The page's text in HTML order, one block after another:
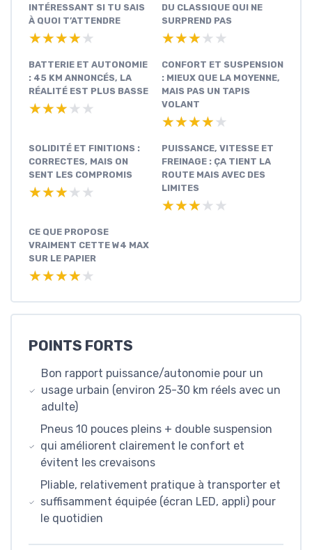
INTÉRESSANT SI TU SAIS
À QUOI T’ATTENDRE
★★★★★
★★★★★
DU CLASSIQUE QUI NE
SURPREND PAS
★★★★★
★★★★★
BATTERIE ET AUTONOMIE
: 45 KM ANNONCÉS, LA
RÉALITÉ EST PLUS BASSE
★★★★★
★★★★★
CONFORT ET SUSPENSION
: MIEUX QUE LA MOYENNE,
MAIS PAS UN TAPIS
VOLANT
★★★★★
★★★★★
SOLIDITÉ ET FINITIONS :
CORRECTES, MAIS ON
SENT LES COMPROMIS
★★★★★
★★★★★
PUISSANCE, VITESSE ET
FREINAGE : ÇA TIENT LA
ROUTE MAIS AVEC DES
LIMITES
★★★★★
★★★★★
CE QUE PROPOSE
VRAIMENT CETTE W4 MAX
SUR LE PAPIER
★★★★★
★★★★★
POINTS FORTS
Bon rapport puissance/autonomie pour un
usage urbain (environ 25-30 km réels avec un
adulte)
Pneus 10 pouces pleins + double suspension
qui améliorent clairement le confort et
évitent les crevaisons
Pliable, relativement pratique à transporter et
suffisamment équipée (écran LED, appli) pour
le quotidien